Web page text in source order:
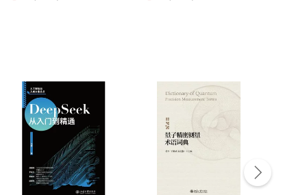
客服資訊
服務時間：週一到週五 10:00-12:00、